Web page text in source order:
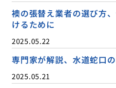
襖の張替え業者の選び方
けるために
2025.05.22
専門家が解説、水道蛇口
2025.05.21